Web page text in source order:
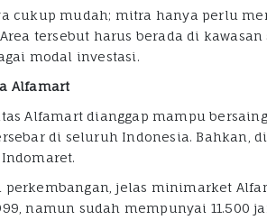
cukup mudah; mitra hanya perlu
tersebut harus berada di
modal investasi.
Alfamart
Alfamart dianggap mampu
di seluruh Indonesia. Bahkan,
perkembangan, jelas minimarket
namun sudah mempunyai 11.500